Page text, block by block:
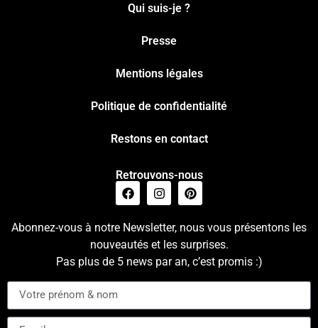
Qui suis-je ?
Presse
Mentions légales
Politique de confidentialité
Restons en contact
Retrouvons-nous
Abonnez-vous à notre Newsletter, nous vous présentons les
nouveautés et les surprises.
Pas plus de 5 news par an, c’est promis :)